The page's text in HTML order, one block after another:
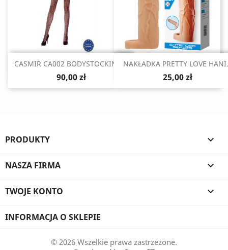
Szybki podgląd
CASMIR CA002 BODYSTOCKING...
90,00 zł
Szybki podgląd
NAKŁADKA PRETTY LOVE
25,00 zł
PRODUKTY 
NASZA FIRMA 
TWOJE KONTO 
INFORMACJA O SKLEPIE
© 2026 Wszelkie prawa zastrzeżone.